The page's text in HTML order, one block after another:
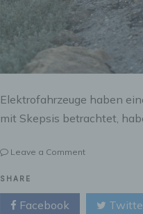
Elektrofahrzeuge haben
mit Skepsis betrachtet,
Leave a Commenton
kleinem
Raum:
SHARE
Facebook